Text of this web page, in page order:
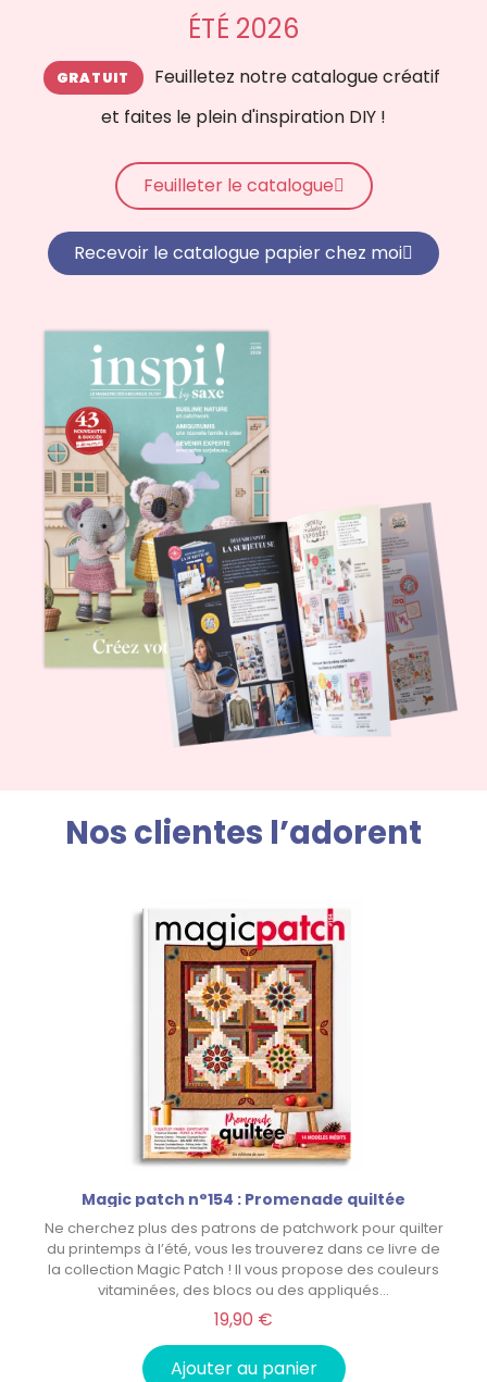
ÉTÉ 2026
Feuilletez notre catalogue créatif
et faites le plein d'inspiration DIY !
Feuilleter le catalogue
Recevoir le catalogue papier chez moi
Nos clientes l’adorent
Magic patch n°154 : Promenade quiltée
Ne cherchez plus des patrons de patchwork pour quilter
du printemps à l’été, vous les trouverez dans ce livre de
la collection Magic Patch ! Il vous propose des couleurs
vitaminées, des blocs ou des appliqués…
19,90 €
Ajouter au panier